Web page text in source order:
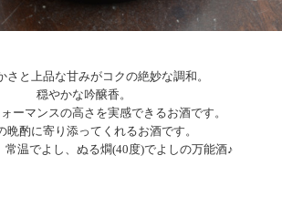
さと上品な甘みがコクの絶妙な調和。
穏やかな吟醸香。
ーマンスの高さを実感できるお酒です。
晩酌に寄り添ってくれるお酒です。
常温でよし、ぬる燗(40度)でよしの万能酒♪